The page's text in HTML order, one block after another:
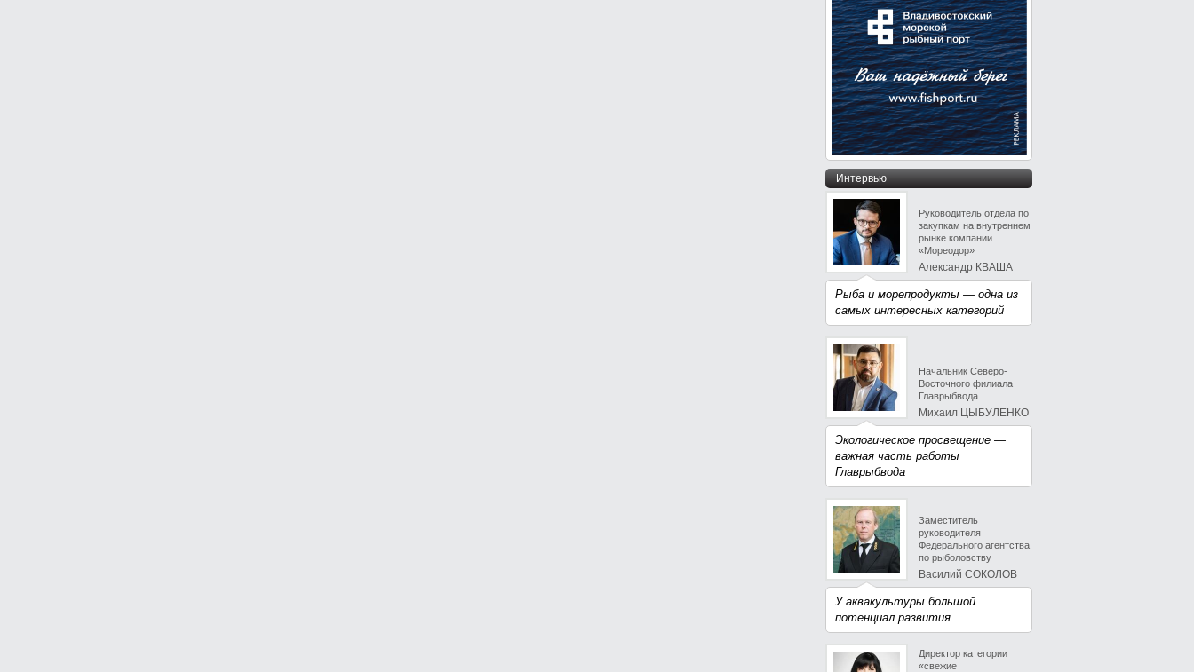
Интервью
Руководитель отдела по
закупкам на внутреннем
рынке компании
«Мореодор»
Александр КВАША
Рыба и морепродукты — одна из
самых интересных категорий
Начальник Северо-
Восточного филиала
Главрыбвода
Михаил ЦЫБУЛЕНКО
Экологическое просвещение —
важная часть работы
Главрыбвода
Заместитель
руководителя
Федерального агентства
по рыболовству
Василий СОКОЛОВ
У аквакультуры большой
потенциал развития
Директор категории
«свежие